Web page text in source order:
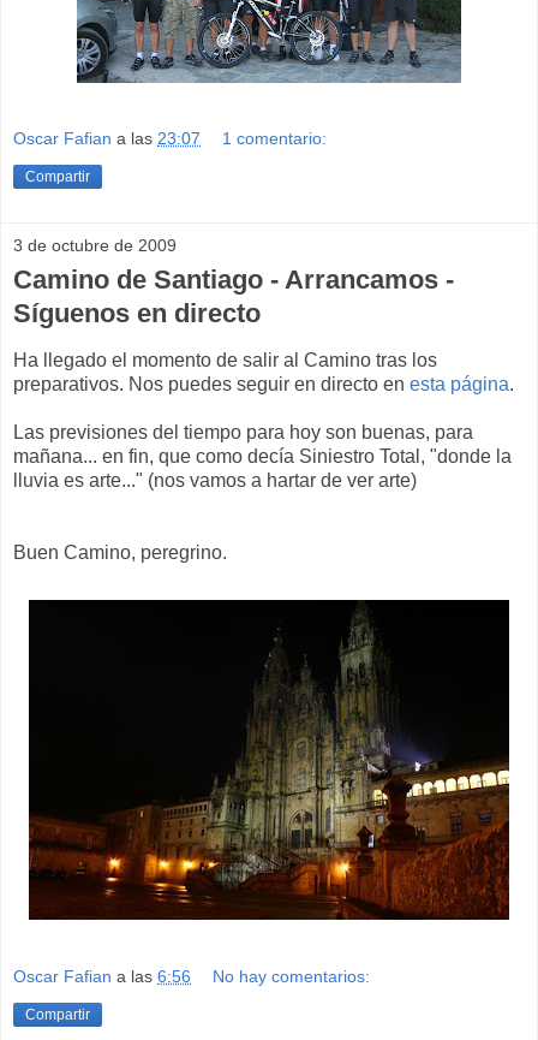
Oscar Fafian a las 23:07 1 comentario:
Compartir
3 de octubre de 2009
Camino de Santiago - Arrancamos -
Síguenos en directo
Ha llegado el momento de salir al Camino tras los
preparativos. Nos puedes seguir en directo en esta página.
Las previsiones del tiempo para hoy son buenas, para
mañana... en fin, que como decía Siniestro Total, "donde la
lluvia es arte..." (nos vamos a hartar de ver arte)
Buen Camino, peregrino.
Oscar Fafian a las 6:56 No hay comentarios:
Compartir